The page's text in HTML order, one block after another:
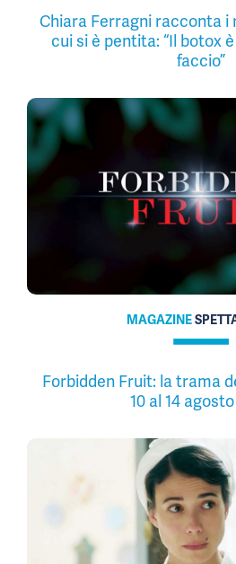
Chiara Ferragni racconta
cui si è pentita: “Il botox
faccio”
MAGAZINE
Forbidden Fruit: la trama
10 al 14